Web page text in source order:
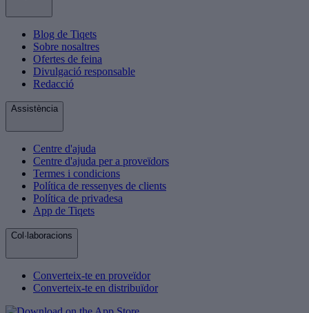
Blog de Tiqets
Sobre nosaltres
Ofertes de feina
Divulgació responsable
Redacció
Assistència
Centre d'ajuda
Centre d'ajuda per a proveïdors
Termes i condicions
Política de ressenyes de clients
Política de privadesa
App de Tiqets
Col·laboracions
Converteix-te en proveïdor
Converteix-te en distribuïdor